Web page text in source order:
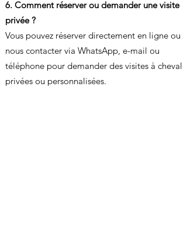
6. Comment réserver ou demander une visite
privée ?
Vous pouvez réserver directement en ligne ou
nous contacter via WhatsApp, e-mail ou
téléphone pour demander des visites à cheval
privées ou personnalisées.